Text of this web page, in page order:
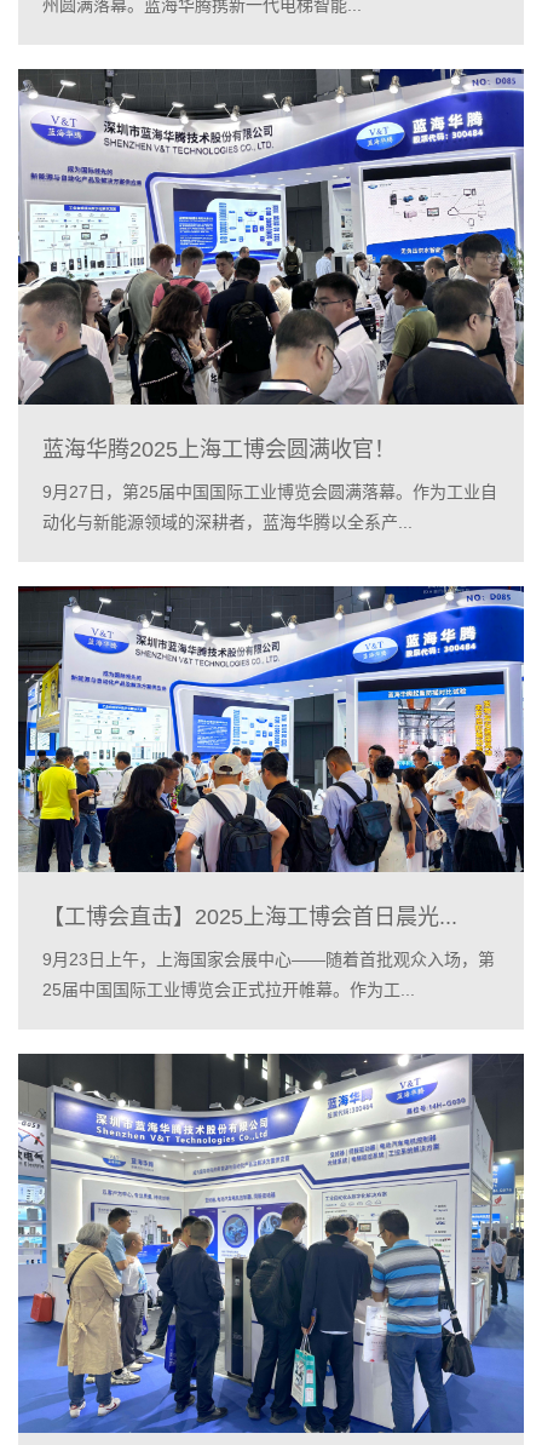
州圆满落幕。蓝海华腾携新一代电梯智能...
蓝海华腾2025上海工博会圆满收官！
9月27日，第25届中国国际工业博览会圆满落幕。作为工业自
动化与新能源领域的深耕者，蓝海华腾以全系产...
【工博会直击】2025上海工博会首日晨光...
9月23日上午，上海国家会展中心——随着首批观众入场，第
25届中国国际工业博览会正式拉开帷幕。作为工...